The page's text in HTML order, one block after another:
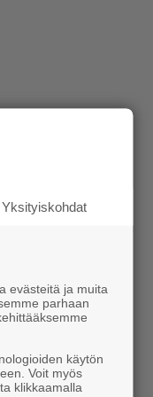
|
Oy:
Yksityiskohdat
evästeitä ja muita
parhaan
käytön
Voit myös
klikkaamalla